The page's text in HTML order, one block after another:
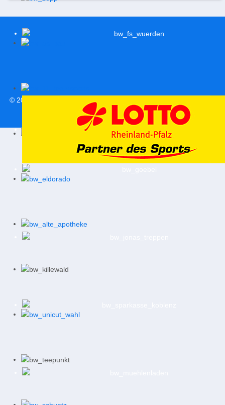
© 2026 | Alle Rechte vorbehalten |
Datenschutzerklärung